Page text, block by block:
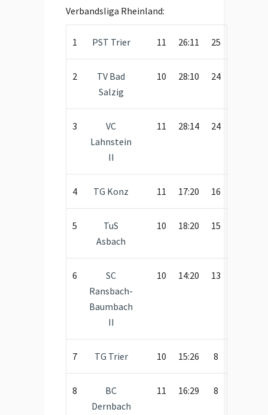
Verbandsliga Rheinland:
1 PST Trier 11 26:11 25
2
TV Bad
Salzig
10 28:10 24
3
VC
Lahnstein
II
11 28:14 24
4 TG Konz 11 17:20 16
5
TuS
Asbach
10 18:20 15
6
SC
Ransbach-
Baumbach
II
10 14:20 13
7 TG Trier 10 15:26 8
8
BC
Dernbach
11 16:29 8